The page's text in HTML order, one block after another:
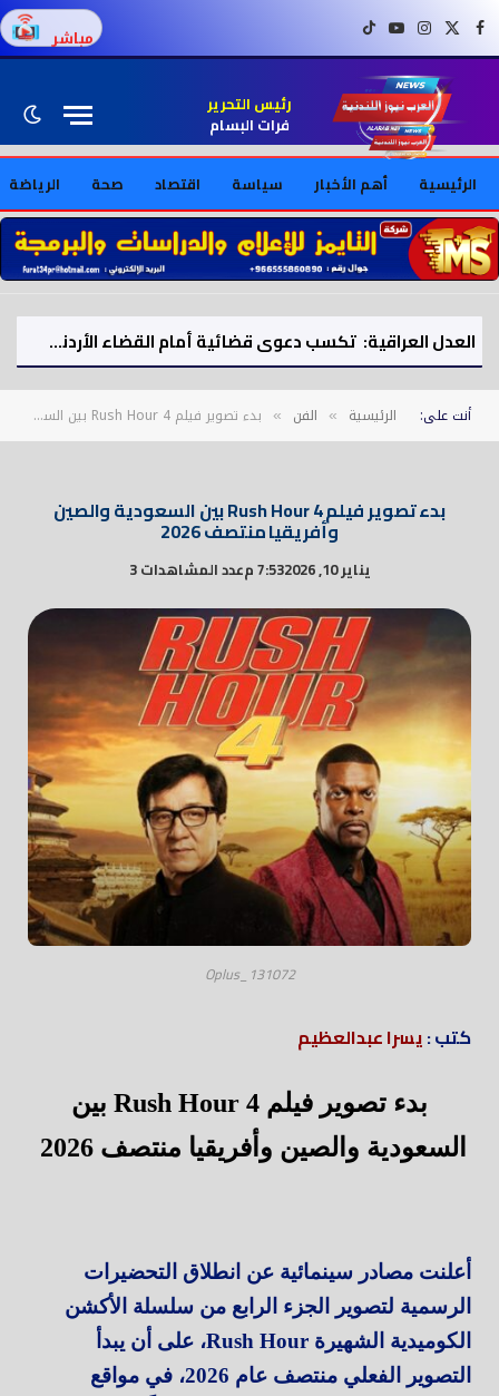
فيسبوكX (Twitter)
إنستغراميوتيوبتيك توك مباشر
رئيس التحرير
فرات البسام
الرئيسية أهم الأخبار سياسة اقتصاد صحة الرياضة
العدل العراقية: تكسب دعوى قضائية أمام القضاء الأردني لصالح شركة «أدوية سامراء»
أنت على: الرئيسية » الفن » بدء تصوير فيلم Rush Hour 4 بين السعودية والصين وأفريقيا منتصف 2026
بدء تصوير فيلم Rush Hour 4 بين السعودية والصين
وأفريقيا منتصف 2026
يناير 10, 2026 7:53 م عدد المشاهدات 3
Oplus_131072
كتب :يسرا عبدالعظيم
بدء تصوير فيلم Rush Hour 4 بين
السعودية والصين وأفريقيا منتصف 2026
أعلنت مصادر سينمائية عن انطلاق التحضيرات
الرسمية لتصوير الجزء الرابع من سلسلة الأكشن
الكوميدية الشهيرة Rush Hour، على أن يبدأ
التصوير الفعلي منتصف عام 2026، في مواقع